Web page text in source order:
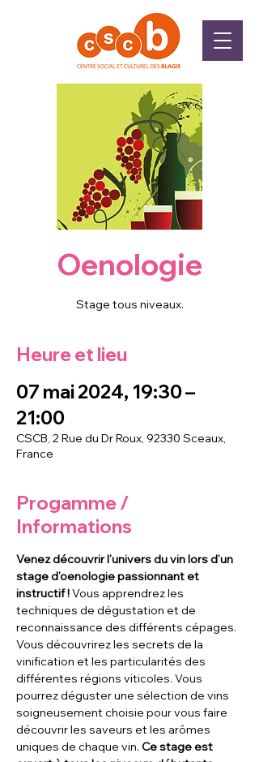
Oenologie
Stage tous niveaux.
Heure et lieu
07 mai 2024, 19:30 –
21:00
CSCB, 2 Rue du Dr Roux, 92330 Sceaux,
France
Progamme /
Informations
Venez découvrir l’univers du vin lors d’un
stage d’oenologie passionnant et
instructif ! Vous apprendrez les
techniques de dégustation et de
reconnaissance des différents cépages.
Vous découvrirez les secrets de la
vinification et les particularités des
différentes régions viticoles. Vous
pourrez déguster une sélection de vins
soigneusement choisie pour vous faire
découvrir les saveurs et les arômes
uniques de chaque vin. Ce stage est